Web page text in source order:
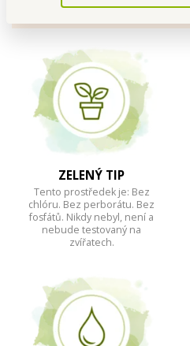
ZELENÝ TIP
Tento prostředek je: Bez
chlóru. Bez perborátu. Bez
fosfátů. Nikdy nebyl, není a
nebude testovaný na
zvířatech.